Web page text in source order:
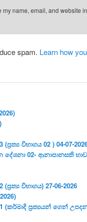
my name, email, and website
spam. Learn how
විභාගය 02 ) 04-07-
02- ආනාපානසති
විභාගය) 27-06-2026
ප්‍ර‍ත්‍යයන් ගෙන්